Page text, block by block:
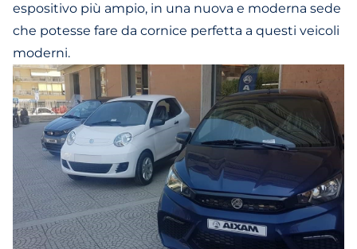
espositivo più ampio, in una nuova e moderna sede
che potesse fare da cornice perfetta a questi veicoli
moderni.